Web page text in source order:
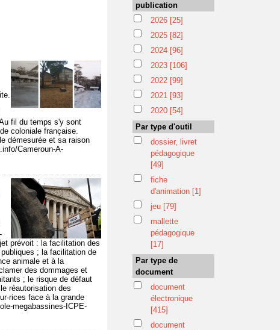
fil du temps s'y sont
coloniale française.
démesurée et sa raison
Cameroun-A-
prévoit : la facilitation des
; la facilitation de
animale et à la
des dommages et
; le risque de défaut
réautorisation des
face à la grande
megabassines-ICPE-
publication
2026 [25]
2025 [82]
2024 [96]
2023 [106]
2022 [99]
2021 [93]
2020 [54]
Par type d'outil
dossier, livret
pédagogique
[49]
fiche
d'animation [1]
jeu [79]
mallette
pédagogique
[17]
Par type de
document
document
électronique
[415]
document